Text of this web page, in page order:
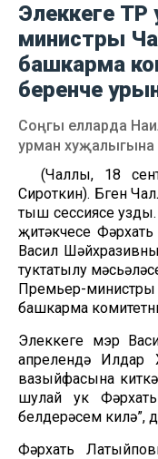
Элеккеге
министры
башкарма
беренче
Соңгы елларда
урман хуҗалыгына
(Чаллы, 18
Сироткин). Бүген
тыш сессиясе
җитәкчесе
Васил
туктатылу
Премьер-
башкарма
Элеккеге мэр
апрелендә Илдар
вазыйфасына
шулай ук
белдерәсем килә”,
Фәрхать